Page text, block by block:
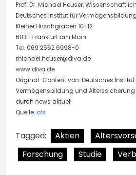
Prof. Dr. Michael Heuser,
Deutsches Institut für
Kleiner Hirschgraben 10-12
60311 Frankfurt am Main
Tel. 069 2562 6998-0
michael.heuser@diva.de
www.diva.de
Original-Content von: Deutsches Institut
Vermögensbildung und Alterssicherung
durch news aktuell
Quelle: ots
Tagged: Aktien
Forschung
Studie